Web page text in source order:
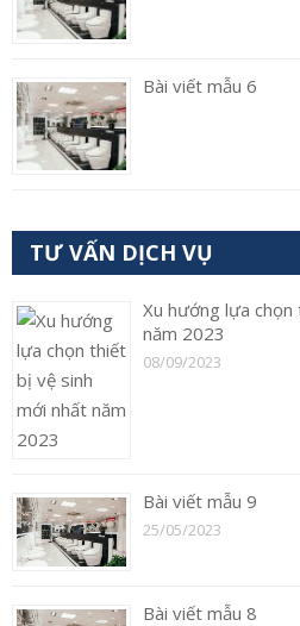
Bài viết mẫu 6
TƯ VẤN DỊCH VỤ
Xu hướng lựa
năm 2023
08/09/2023
Bài viết mẫu 9
25/05/2023
Bài viết mẫu 8